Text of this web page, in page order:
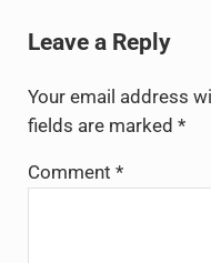
Leave a Reply
Your email address
fields are marked *
Comment *